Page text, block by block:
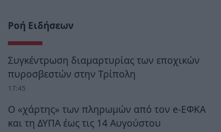
Ροή Ειδήσεων
Συγκέντρωση διαμαρτυρίας των εποχικών
πυροσβεστών στην Τρίπολη
17:45
Ο «χάρτης» των πληρωμών από τον e-ΕΦΚΑ
και τη ΔΥΠΑ έως τις 14 Αυγούστου